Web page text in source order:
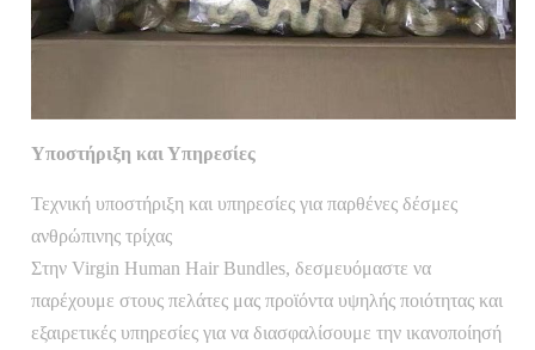
Υποστήριξη και Υπηρεσίες
Τεχνική υποστήριξη και υπηρεσίες για παρθένες δέσμες
ανθρώπινης τρίχας
Στην Virgin Human Hair Bundles, δεσμευόμαστε να
παρέχουμε στους πελάτες μας προϊόντα υψηλής ποιότητας και
εξαιρετικές υπηρεσίες για να διασφαλίσουμε την ικανοποίησή